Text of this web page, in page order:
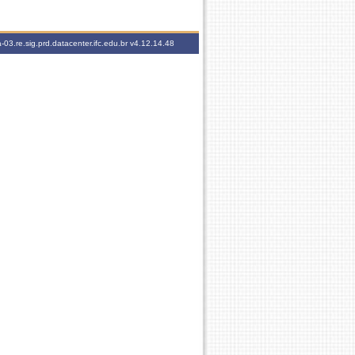
03.re.sig.prd.datacenter.ifc.edu.brv4.12.14.48